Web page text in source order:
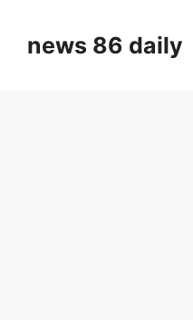
contentnews 86 daily